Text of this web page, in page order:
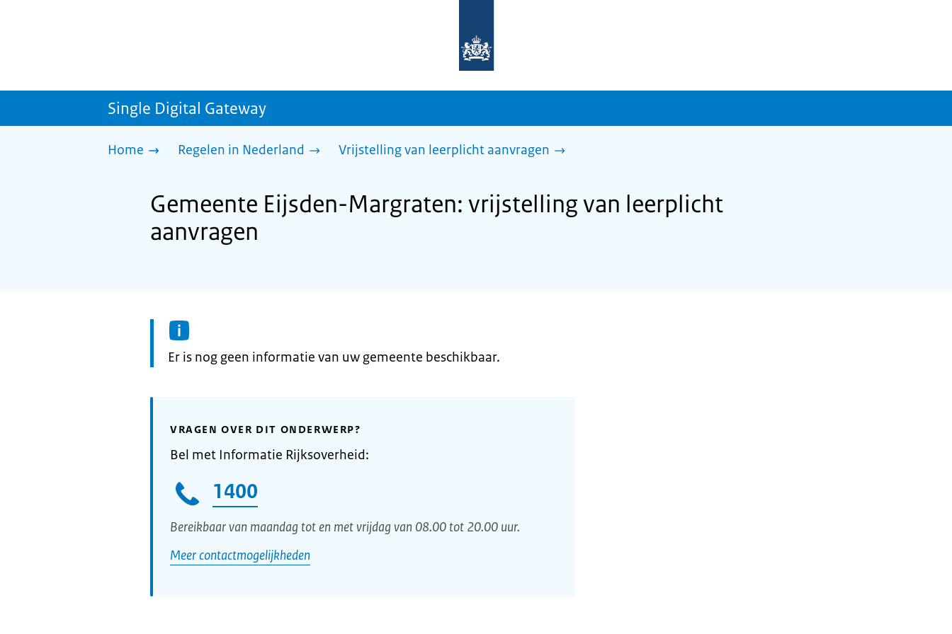
homepage
sdg.rijksoverheid.nl
Single Digital Gateway
Home Regelen in Nederland Vrijstelling van leerplicht aanvragen
Gemeente Eijsden-Margraten: vrijstelling van leerplicht
aanvragen
Informatie:
Er is nog geen informatie van uw gemeente beschikbaar.
VRAGEN OVER DIT ONDERWERP?
Bel met Informatie Rijksoverheid:
1400
Bereikbaar van maandag tot en met vrijdag van 08.00 tot 20.00 uur.
Meer contactmogelijkheden